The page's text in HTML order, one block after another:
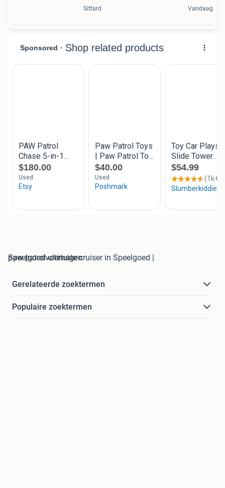
Sittard Vandaag
paw patrol ultimate cruiser in Speelgoed | Speelgoedvoertuigen
Gerelateerde zoektermen
Populaire zoektermen